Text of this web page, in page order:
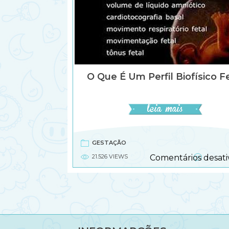
O Que É Um Perfil Biofísico
GESTAÇÃO
21.526 VIEWS
Comentários